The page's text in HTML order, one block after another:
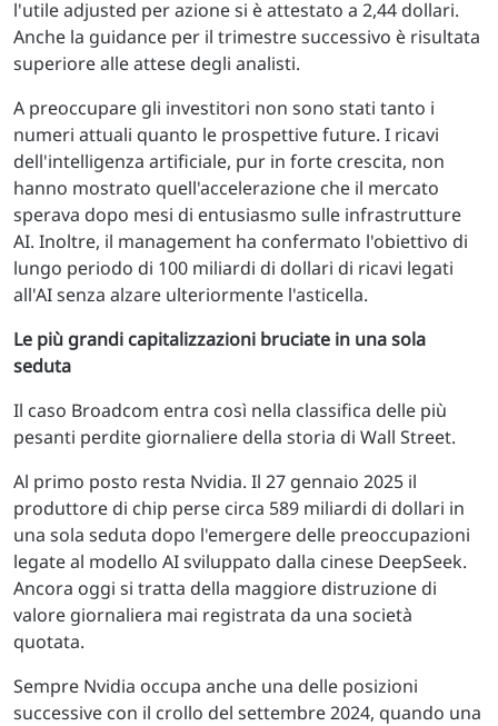
l'utile adjusted per azione si è attestato a 2,44 dollari.
Anche la guidance per il trimestre successivo è risultata
superiore alle attese degli analisti.
A preoccupare gli investitori non sono stati tanto i
numeri attuali quanto le prospettive future. I ricavi
dell'intelligenza artificiale, pur in forte crescita, non
hanno mostrato quell'accelerazione che il mercato
sperava dopo mesi di entusiasmo sulle infrastrutture
AI. Inoltre, il management ha confermato l'obiettivo di
lungo periodo di 100 miliardi di dollari di ricavi legati
all'AI senza alzare ulteriormente l'asticella.
Le più grandi capitalizzazioni bruciate in una sola
seduta
Il caso Broadcom entra così nella classifica delle più
pesanti perdite giornaliere della storia di Wall Street.
Al primo posto resta Nvidia. Il 27 gennaio 2025 il
produttore di chip perse circa 589 miliardi di dollari in
una sola seduta dopo l'emergere delle preoccupazioni
legate al modello AI sviluppato dalla cinese DeepSeek.
Ancora oggi si tratta della maggiore distruzione di
valore giornaliera mai registrata da una società
quotata.
Sempre Nvidia occupa anche una delle posizioni
successive con il crollo del settembre 2024, quando una